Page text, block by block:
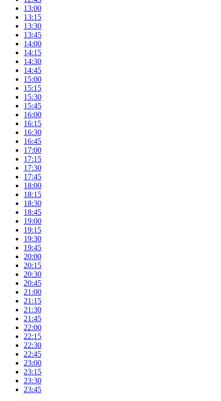
13:00
13:15
13:30
13:45
14:00
14:15
14:30
14:45
15:00
15:15
15:30
15:45
16:00
16:15
16:30
16:45
17:00
17:15
17:30
17:45
18:00
18:15
18:30
18:45
19:00
19:15
19:30
19:45
20:00
20:15
20:30
20:45
21:00
21:15
21:30
21:45
22:00
22:15
22:30
22:45
23:00
23:15
23:30
23:45